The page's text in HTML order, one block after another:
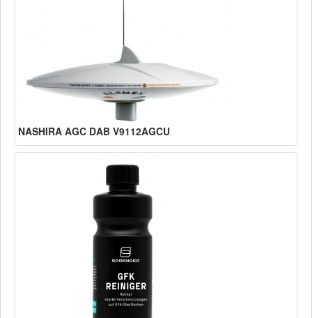
NASHIRA AGC DAB V9112AGCU